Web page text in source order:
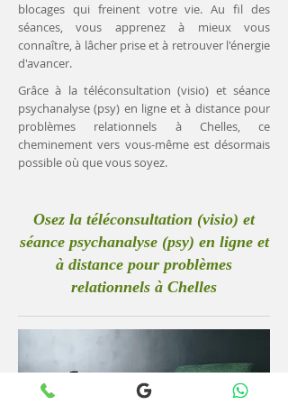
blocages qui freinent votre vie. Au fil des
séances, vous apprenez à mieux vous
connaître, à lâcher prise et à retrouver l'énergie
d'avancer.
Grâce à la téléconsultation (visio) et séance
psychanalyse (psy) en ligne et à distance pour
problèmes relationnels à Chelles, ce
cheminement vers vous-même est désormais
possible où que vous soyez.
Osez la téléconsultation (visio) et
séance psychanalyse (psy) en ligne et
à distance pour problèmes
relationnels à Chelles